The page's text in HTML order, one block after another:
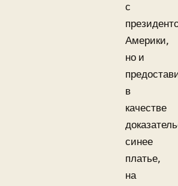
с
Америки,
но и
в
качестве
синее
платье,
на